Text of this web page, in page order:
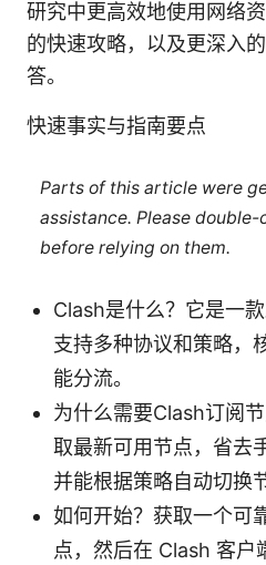
研究中更高效地使用网络
的快速攻略，以及更深入
答。
快速事实与指南要点
Parts of this article were
assistance. Please
before relying on them.
Clash是什么？它是一
支持多种协议和策略，
能分流。
为什么需要Clash订阅
取最新可用节点，省去
并能根据策略自动切换
如何开始？获取一个可
点，然后在 Clash 客户